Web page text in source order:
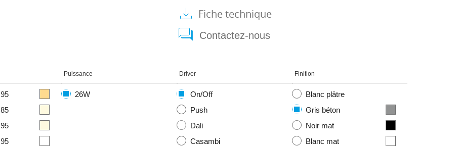
Fichetechnique
Contactez-nous
Puissance
26W
Driver
On/Off
Push
Dali
Casambi
Finition
Blanc plâtre
Gris béton
Noir mat
Blanc mat